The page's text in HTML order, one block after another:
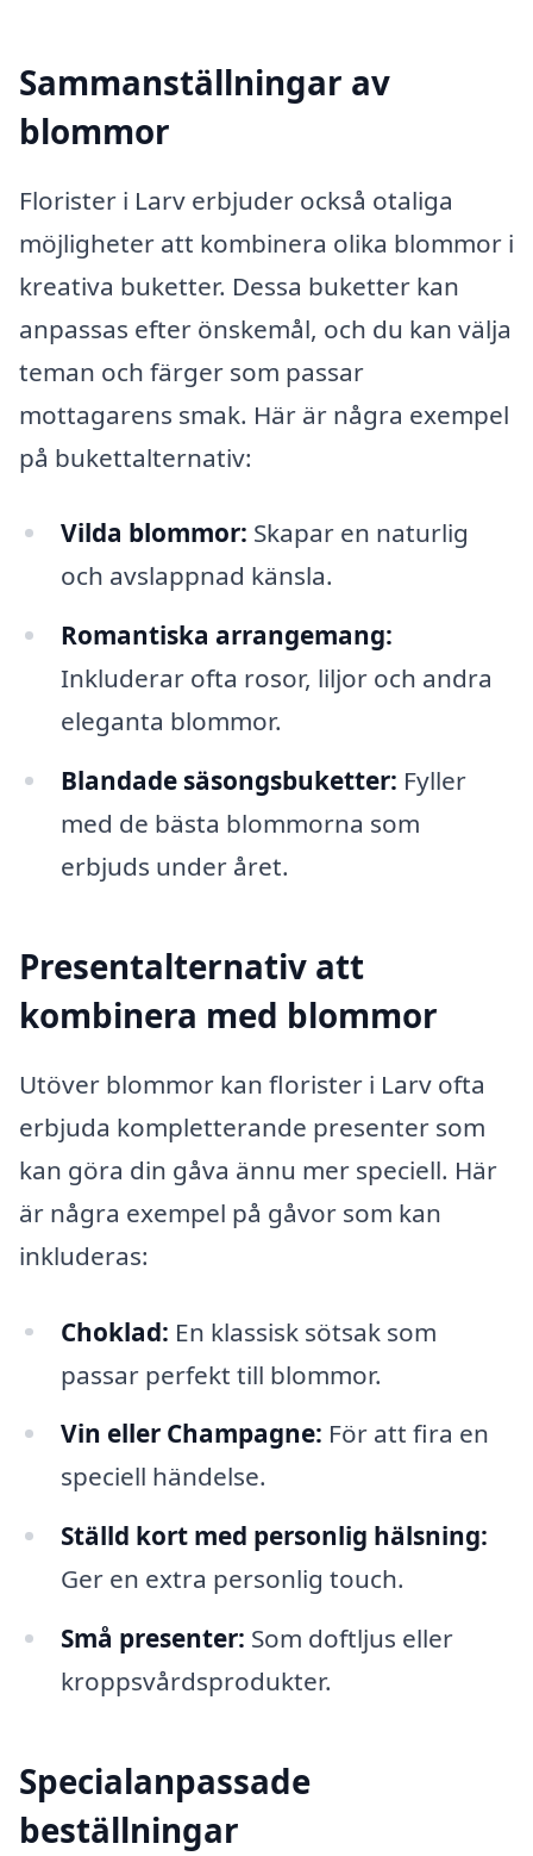
Sammanställningar av
blommor
Florister i Larv erbjuder också otaliga
möjligheter att kombinera olika blommor i
kreativa buketter. Dessa buketter kan
anpassas efter önskemål, och du kan välja
teman och färger som passar
mottagarens smak. Här är några exempel
på bukettalternativ:
Vilda blommor: Skapar en naturlig
och avslappnad känsla.
Romantiska arrangemang:
Inkluderar ofta rosor, liljor och andra
eleganta blommor.
Blandade säsongsbuketter: Fyller
med de bästa blommorna som
erbjuds under året.
Presentalternativ att
kombinera med blommor
Utöver blommor kan florister i Larv ofta
erbjuda kompletterande presenter som
kan göra din gåva ännu mer speciell. Här
är några exempel på gåvor som kan
inkluderas:
Choklad: En klassisk sötsak som
passar perfekt till blommor.
Vin eller Champagne: För att fira en
speciell händelse.
Ställd kort med personlig hälsning:
Ger en extra personlig touch.
Små presenter: Som doftljus eller
kroppsvårdsprodukter.
Specialanpassade
beställningar